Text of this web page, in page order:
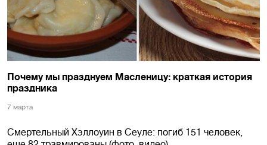
Почему мы празднуем Масленицу: краткая история
праздника
7 марта
Смертельный Хэллоуин в Сеуле: погиб 151 человек,